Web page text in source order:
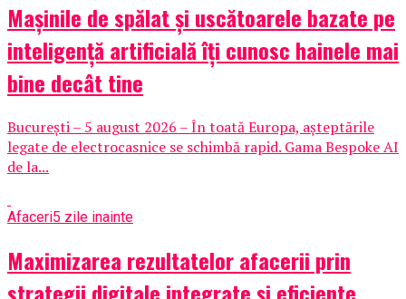
Mașinile de spălat și uscătoarele bazate pe
inteligență artificială îți cunosc hainele mai
bine decât tine
București – 5 august 2026 – În toată Europa, așteptările
legate de electrocasnice se schimbă rapid. Gama Bespoke AI
de la...
Afaceri5 zile inainte
Maximizarea rezultatelor afacerii prin